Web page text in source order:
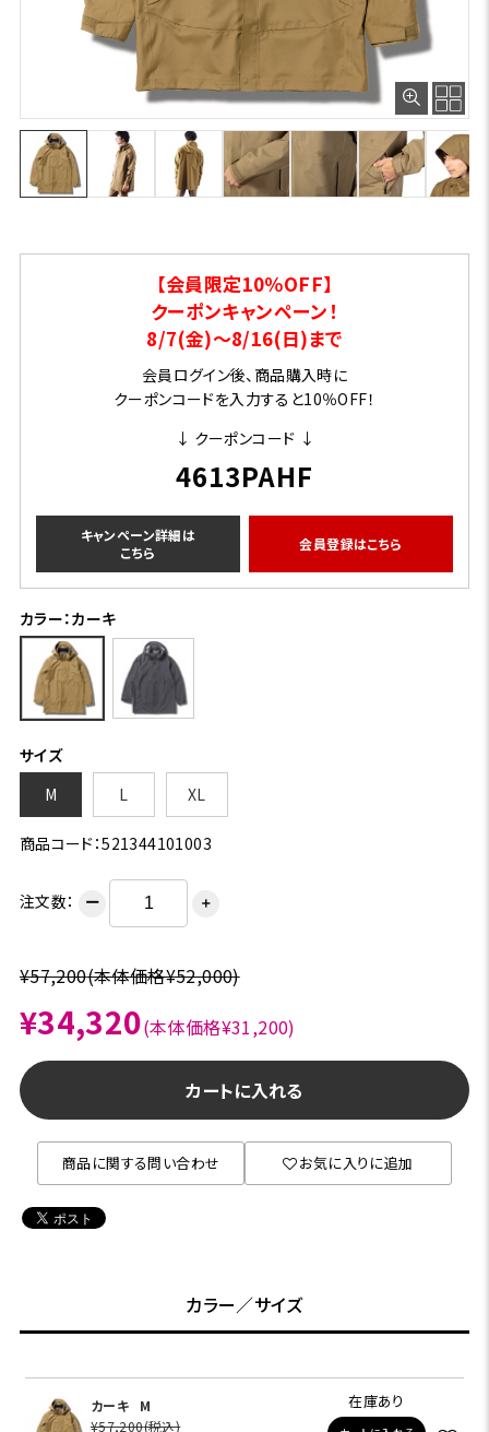
【会員限定10％OFF】
クーポンキャンペーン！
8/7(金)～8/16(日)まで
会員ログイン後、商品購入時に
クーポンコードを入力すると10％OFF！
↓ クーポンコード ↓
4613PAHF
キャンペーン詳細は
こちら
会員登録はこちら
カラー：カーキ
サイズ
M
L XL
商品コード：521344101003
注文数： ー ＋
¥57,200(本体価格¥52,000)
¥34,320(本体価格¥31,200)
カートに入れる
商品に関する問い合わせ お気に入りに追加
カラー／サイズ
カーキ
M
¥57,200(税込)
在庫あり